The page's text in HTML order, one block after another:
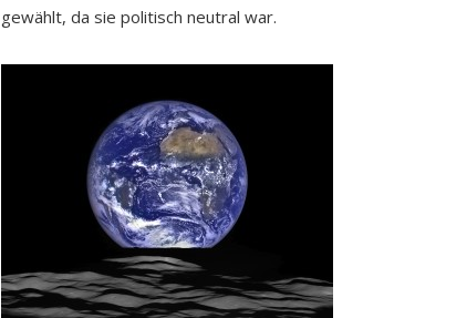
gewählt, da sie politisch neutral war.